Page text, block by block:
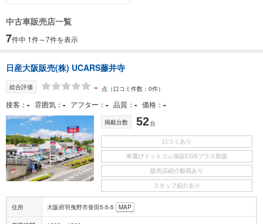
中古車販売店一覧
7件中 1件～7件を表示
日産大阪販売(株) UCARS藤井寺
総合評価 - 点 （口コミ件数：0件）
接客 - 雰囲気 - アフター - 品質 - 価格 -
掲載台数 52台
口コミあり
車選びドットコム保証EGSプラス取扱
販売店紹介動画あり
スタッフ紹介あり
住所 大阪府羽曳野市誉田5-5-5 MAP